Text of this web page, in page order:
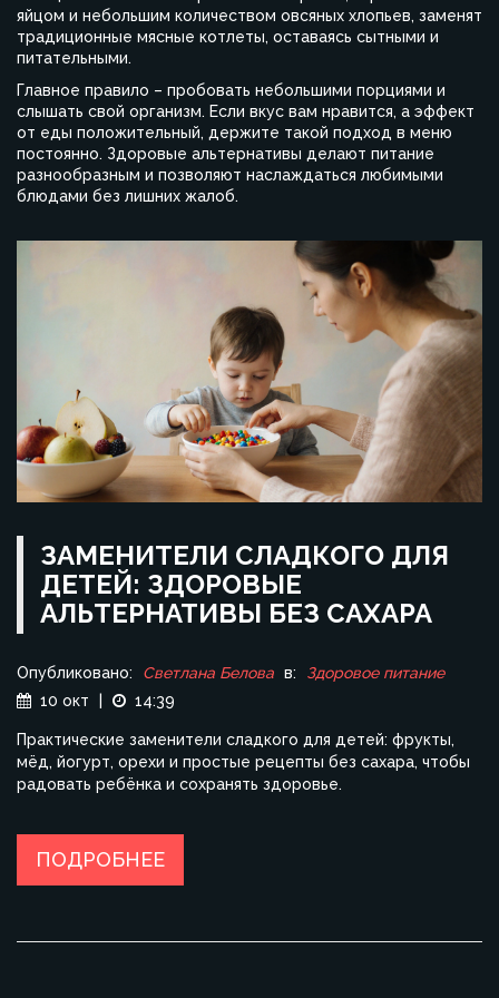
яйцом и небольшим количеством овсяных хлопьев, заменят
традиционные мясные котлеты, оставаясь сытными и
питательными.
Главное правило – пробовать небольшими порциями и
слышать свой организм. Если вкус вам нравится, а эффект
от еды положительный, держите такой подход в меню
постоянно. Здоровые альтернативы делают питание
разнообразным и позволяют наслаждаться любимыми
блюдами без лишних жалоб.
ЗАМЕНИТЕЛИ СЛАДКОГО ДЛЯ
ДЕТЕЙ: ЗДОРОВЫЕ
АЛЬТЕРНАТИВЫ БЕЗ САХАРА
Опубликовано: Светлана Белова в:
Здоровое питание
10 окт
14:39
Практические заменители сладкого для детей: фрукты,
мёд, йогурт, орехи и простые рецепты без сахара, чтобы
радовать ребёнка и сохранять здоровье.
ПОДРОБНЕЕ